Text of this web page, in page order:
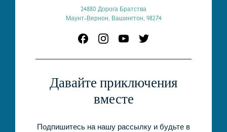
Давайте приключения
вместе
Подпишитесь на нашу рассылку и будьте в
24880 Дорога Братства
Маунт-Вернон, Вашингтон, 98274